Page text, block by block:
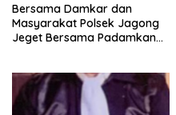
Bersama Damkar dan
Masyarakat Polsek Jagong
Jeget Bersama Padamkan